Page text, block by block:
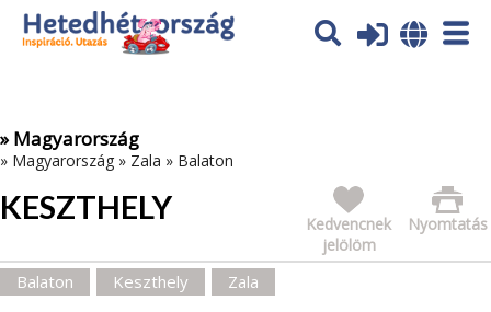
Az oldal sütiket (cookies) használ. További tájékoztatás itt:
Adatvédelmi tájékoztató
» Magyarország
» Magyarország » Zala » Balaton
KESZTHELY Nyomtatás
Kedvencnek
jelölöm
Balaton Keszthely Zala